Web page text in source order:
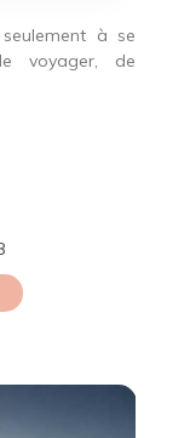
à se
voyager, de